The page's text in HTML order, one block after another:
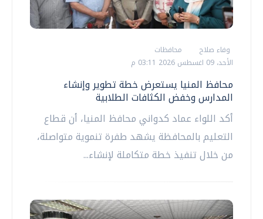
وفاء صلاح
محافظات
الأحد، 09 اغسطس 2026 03:11 م
محافظ المنيا يستعرض خطة تطوير وإنشاء
المدارس وخفض الكثافات الطلابية
أكد اللواء عماد كدواني محافظ المنيا، أن قطاع
التعليم بالمحافظة يشهد طفرة تنموية متواصلة،
من خلال تنفيذ خطة متكاملة لإنشاء...